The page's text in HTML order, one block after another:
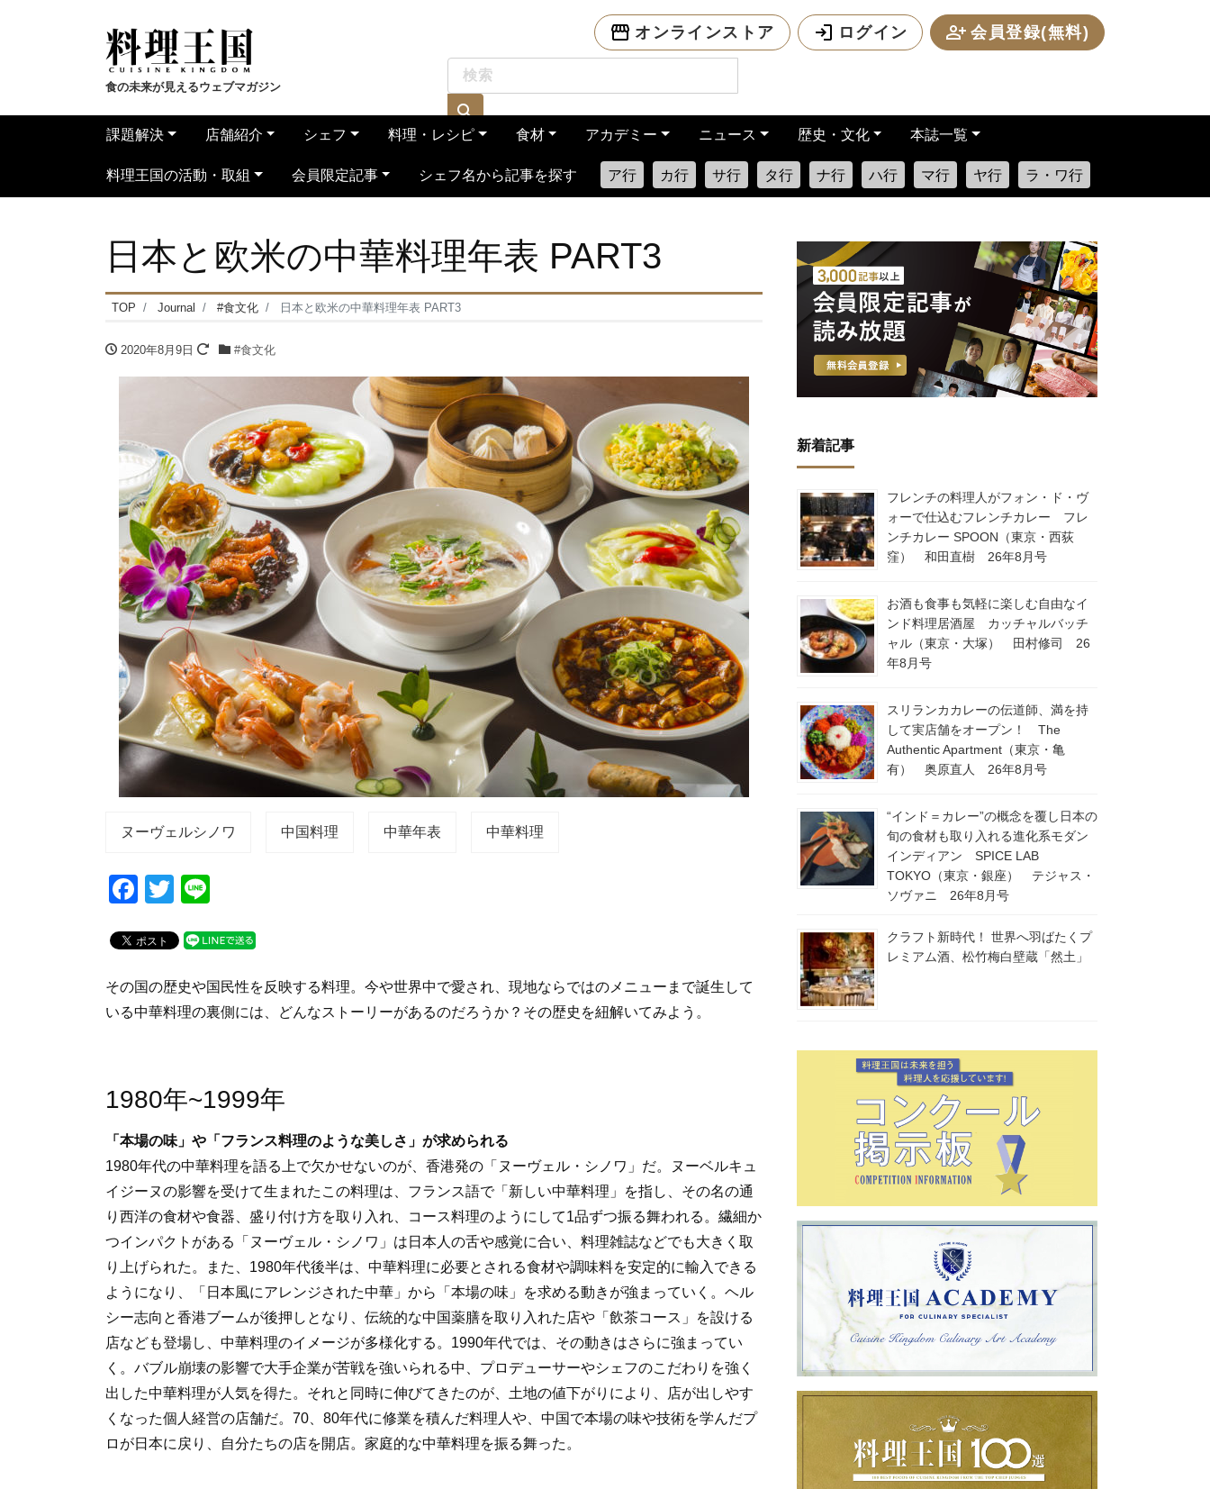
食の未来が見えるウェブマガジン
オンラインストア ログイン 会員登録(無料)
課題解決 店舗紹介 シェフ 料理・レシピ 食材 アカデミー ニュース 歴史・文化 本誌一覧
料理王国の活動・取組 会員限定記事 シェフ名から記事を探す ア行 カ行 サ行 タ行 ナ行 ハ行 マ行 ヤ行 ラ・ワ行
日本と欧米の中華料理年表 PART3
TOP Journal #食文化 日本と欧米の中華料理年表 PART3
2020年8月9日 #食文化
ヌーヴェルシノワ 中国料理 中華年表 中華料理
F
c
e
b
k
T
tt
er
e
その国の歴史や国民性を反映する料理。今や世界中で愛され、現地ならではのメニューまで誕生して
いる中華料理の裏側には、どんなストーリーがあるのだろうか？その歴史を紐解いてみよう。
1980年~1999年
「本場の味」や「フランス料理のような美しさ」が求められる
1980年代の中華料理を語る上で欠かせないのが、香港発の「ヌーヴェル・シノワ」だ。ヌーベルキュ
イジーヌの影響を受けて生まれたこの料理は、フランス語で「新しい中華料理」を指し、その名の通
り西洋の食材や食器、盛り付け方を取り入れ、コース料理のようにして1品ずつ振る舞われる。繊細か
つインパクトがある「ヌーヴェル・シノワ」は日本人の舌や感覚に合い、料理雑誌などでも大きく取
り上げられた。また、1980年代後半は、中華料理に必要とされる食材や調味料を安定的に輸入できる
ようになり、「日本風にアレンジされた中華」から「本場の味」を求める動きが強まっていく。ヘル
シー志向と香港ブームが後押しとなり、伝統的な中国薬膳を取り入れた店や「飲茶コース」を設ける
店なども登場し、中華料理のイメージが多様化する。1990年代では、その動きはさらに強まってい
く。バブル崩壊の影響で大手企業が苦戦を強いられる中、プロデューサーやシェフのこだわりを強く
出した中華料理が人気を得た。それと同時に伸びてきたのが、土地の値下がりにより、店が出しやす
くなった個人経営の店舗だ。70、80年代に修業を積んだ料理人や、中国で本場の味や技術を学んだプ
ロが日本に戻り、自分たちの店を開店。家庭的な中華料理を振る舞った。
新着記事
フレンチの料理人がフォン・ド・ヴ
ォーで仕込むフレンチカレー フレ
ンチカレー SPOON（東京・西荻
窪） 和田直樹 26年8月号
お酒も食事も気軽に楽しむ自由なイ
ンド料理居酒屋 カッチャルバッチ
ャル（東京・大塚） 田村修司 26
年8月号
スリランカカレーの伝道師、満を持
して実店舗をオープン！ The
Authentic Apartment（東京・亀
有） 奥原直人 26年8月号
“インド＝カレー”の概念を覆し日本の
旬の食材も取り入れる進化系モダン
インディアン SPICE LAB
TOKYO（東京・銀座） テジャス・
ソヴァニ 26年8月号
クラフト新時代！ 世界へ羽ばたくプ
レミアム酒、松竹梅白壁蔵「然土」